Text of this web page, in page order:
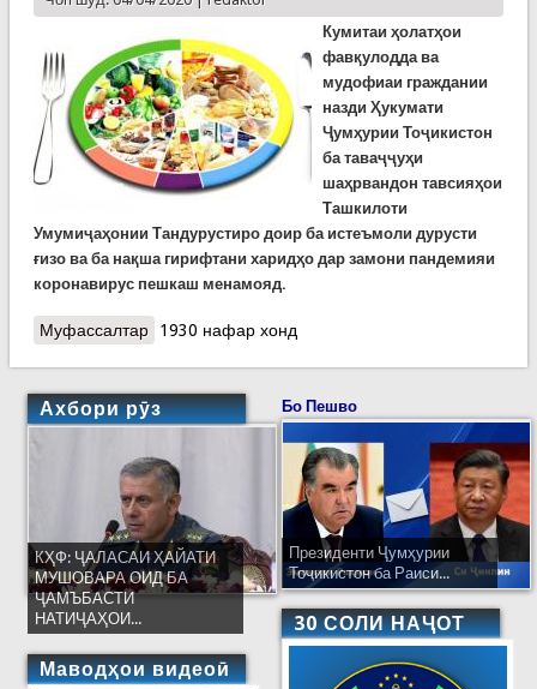
Кумитаи ҳолатҳои
фавқулодда ва
мудофиаи граждании
назди Ҳукумати
Ҷумҳурии Тоҷикистон
ба таваҷҷуҳи
шаҳрвандон тавсияҳои
Ташкилоти
Умумиҷаҳонии Тандурустиро доир ба истеъмоли дурусти
ғизо ва ба нақша гирифтани харидҳо дар замони пандемияи
коронавирус пешкаш менамояд.
Муфассалтаро КҲФ: истеъмоли дурусти ғизо ҳангоми
1930 нафар хонд
Ахбори рӯз
КҲФ: ҶАЛАСАИ ҲАЙАТИ
МУШОВАРА ОИД БА
ҶАМЪБАСТИ
НАТИҶАҲОИ...
Маводҳои видеоӣ
Бо Пешво
Президенти Ҷумҳурии
Тоҷикистон ба Раиси...
30 СОЛИ НАҶОТ